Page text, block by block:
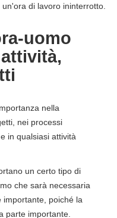
di lavoro ininterrotto.
uomo
nella
nei processi
in qualsiasi attività
un certo tipo di
che sarà necessaria
poiché la
parte importante.